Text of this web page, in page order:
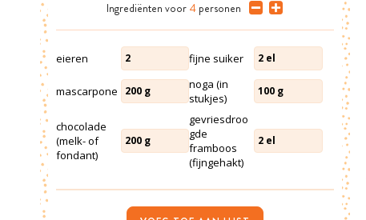
Ingrediënten voor 4 personen
eieren 2 fijne suiker 2 el
mascarpone 200 g
noga (in
stukjes)
100 g
chocolade
(melk- of
fondant)
200 g
gevriesdroo
gde
framboos
(fijngehakt)
2 el